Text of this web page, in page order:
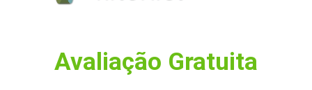
Avaliação Gratuita